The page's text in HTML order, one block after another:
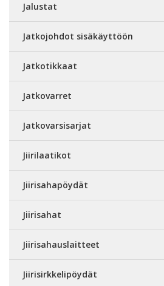
Jalustat
Jatkojohdot sisäkäyttöön
Jatkotikkaat
Jatkovarret
Jatkovarsisarjat
Jiirilaatikot
Jiirisahapöydät
Jiirisahat
Jiirisahauslaitteet
Jiirisirkkelipöydät